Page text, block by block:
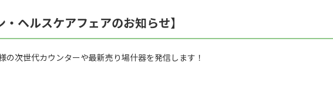
・ヘルスケアフェアのお知らせ】
の次世代カウンターや最新売り場什器を発信します！